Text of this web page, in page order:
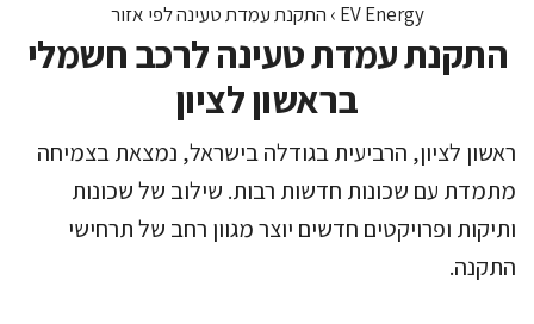
EV Energy
› התקנת עמדת טעינה לפי אזור
התקנת עמדת טעינה לרכב חשמלי
בראשון לציון
ראשון לציון, הרביעית בגודלה בישראל, נמצאת בצמיחה
מתמדת עם שכונות חדשות רבות. שילוב של שכונות
ותיקות ופרויקטים חדשים יוצר מגוון רחב של תרחישי
התקנה.